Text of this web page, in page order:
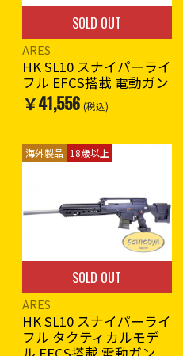
ストック&チークピースは調
ブローバックギミック搭載
※海外製品のため作動や外観
(外装の塗装や仕上げ)など日
本製エアガンよりも著しく劣
などある場合があります。ご
※18歳以上用商品。18歳未満
の方にはお売りできません。
SOLD OUT
ARES
HK SL10 スナイパーライ
フル EFCS搭載 電動ガン
￥41,556 (税込)
海外製品 18歳以上
SOLD OUT
ARES
HK SL10 スナイパーライ
フル タクティカルモデ